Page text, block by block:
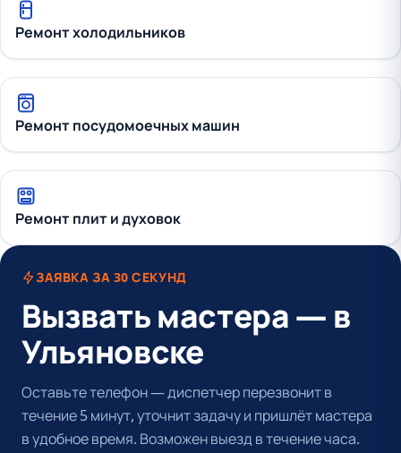
Ремонт холодильников
Ремонт посудомоечных машин
Ремонт плит и духовок
ЗАЯВКА ЗА 30 СЕКУНД
Вызвать мастера — в
Ульяновске
Оставьте телефон — диспетчер перезвонит в
течение 5 минут, уточнит задачу и пришлёт мастера
в удобное время. Возможен выезд в течение часа.